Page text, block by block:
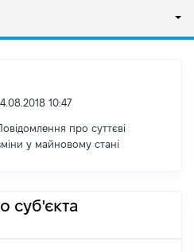
10:47
про суттєві
y майновому стані
суб'єкта